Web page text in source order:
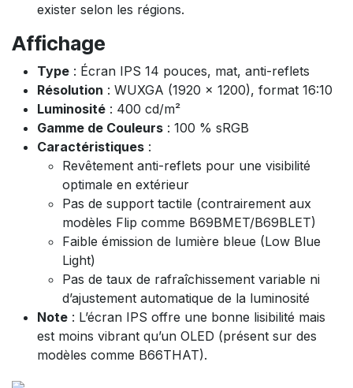
exister selon les régions.
Affichage
Type : Écran IPS 14 pouces, mat, anti-reflets
Résolution : WUXGA (1920 x 1200), format 16:10
Luminosité : 400 cd/m²
Gamme de Couleurs : 100 % sRGB
Caractéristiques :
Revêtement anti-reflets pour une visibilité
optimale en extérieur
Pas de support tactile (contrairement aux
modèles Flip comme B69BMET/B69BLET)
Faible émission de lumière bleue (Low Blue
Light)
Pas de taux de rafraîchissement variable ni
d’ajustement automatique de la luminosité
Note : L’écran IPS offre une bonne lisibilité mais
est moins vibrant qu’un OLED (présent sur des
modèles comme B66THAT).